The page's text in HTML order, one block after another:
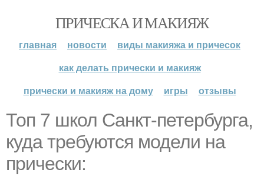
ПРИЧЕСКА И МАКИЯЖ
главная новости
виды макияжа и причесок
как делать прически и макияж
прически и макияж на дому
игры отзывы
Топ 7 школ Санкт-петербурга,
куда требуются модели на
прически: